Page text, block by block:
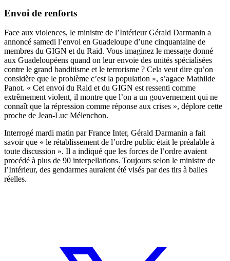
Envoi de renforts
Face aux violences, le ministre de l’Intérieur Gérald Darmanin a
annoncé samedi l’envoi en Guadeloupe d’une cinquantaine de
membres du GIGN et du Raid. Vous imaginez le message donné
aux Guadeloupéens quand on leur envoie des unités spécialisées
contre le grand banditisme et le terrorisme ? Cela veut dire qu’on
considère que le problème c’est la population », s’agace Mathilde
Panot. « Cet envoi du Raid et du GIGN est ressenti comme
extrêmement violent, il montre que l’on a un gouvernement qui ne
connaît que la répression comme réponse aux crises », déplore cette
proche de Jean-Luc Mélenchon.
Interrogé mardi matin parFrance Inter, Gérald Darmanin a fait
savoir que « le rétablissement de l’ordre public était le préalable à
toute discussion ». Il a indiqué que les forces de l’ordre avaient
procédé à plus de 90 interpellations. Toujours selon le ministre de
l’Intérieur, des gendarmes auraient été visés par des tirs à balles
réelles.